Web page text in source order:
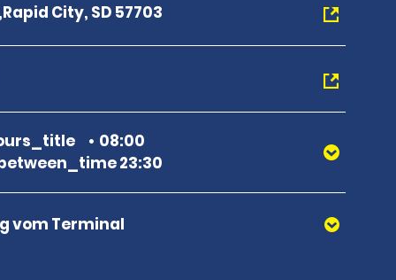
City, SD 57703
08:00
23:30
vom Terminal